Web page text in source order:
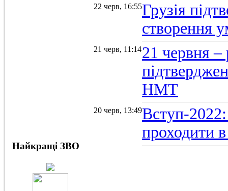
22 черв, 16:55Грузія
створення
21 черв, 11:1421 червня –
НМТ
20 черв, 13:49Вступ-
проходити в
Найкращі ЗВО